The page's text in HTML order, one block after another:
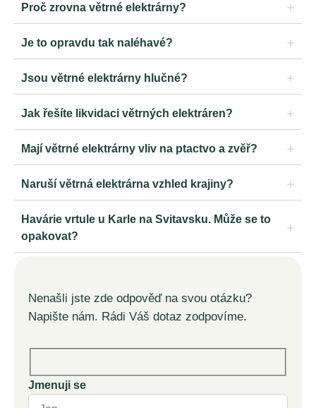
Proč zrovna větrné elektrárny?
Je to opravdu tak naléhavé?
Jsou větrné elektrárny hlučné?
Jak řešíte likvidaci větrných elektráren?
Mají větrné elektrárny vliv na ptactvo a zvěř?
Naruší větrná elektrárna vzhled krajiny?
Havárie vrtule u Karle na Svitavsku. Může se to
opakovat?
Nenašli jste zde odpověď na svou otázku?
Napište nám. Rádi Váš dotaz zodpovíme.
Jmenuji se